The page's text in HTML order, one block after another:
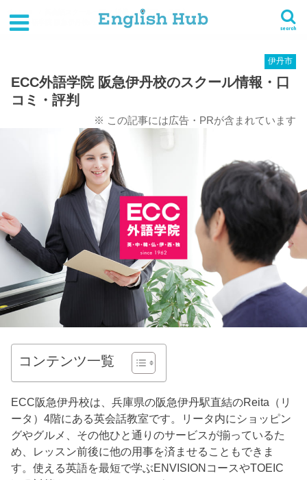
search
英会話スクール一覧 兵庫県
伊丹市
ECC外語学院 阪急伊丹校のスクール情報・口コミ・評判
伊丹市
ECC外語学院 阪急伊丹校のスクール情報・口
コミ・評判
※ この記事には広告・PRが含まれています
コンテンツ一覧
ECC阪急伊丹校は、兵庫県の阪急伊丹駅直結のReita（リ
ータ）4階にある英会話教室です。リータ内にショッピン
グやグルメ、その他ひと通りのサービスが揃っているた
め、レッスン前後に他の用事を済ませることもできま
す。使える英語を最短で学ぶENVISIONコースやTOEIC